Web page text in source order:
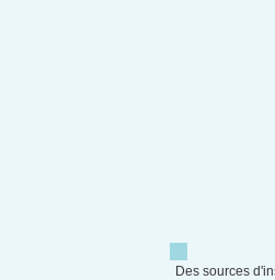
Des sources